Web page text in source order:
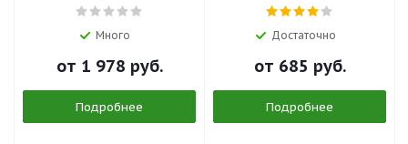
Много
от 1 978 руб.
Подробнее
Достаточно
от 685 руб.
Подробнее